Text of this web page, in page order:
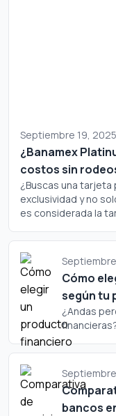
Septiembre 19, 2025
¿Banamex
costos sin
¿Buscas una
exclusividad y no
es considerada la
costo? Analicemos
lugar en tu cartera.
Cómo
según tu
¿Andas
bancos